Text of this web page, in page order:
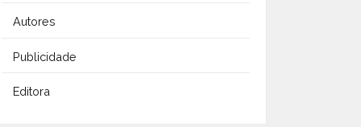
Autores
Publicidade
Editora